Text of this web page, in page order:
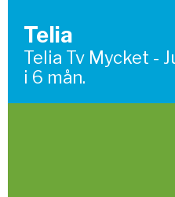
Telia
Telia Tv Mycket -
i 6 mån.